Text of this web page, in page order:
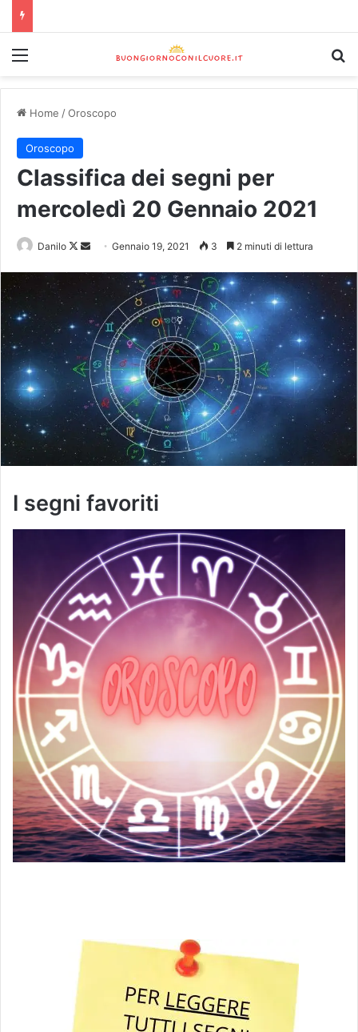
Home /Oroscopo
Oroscopo
Classifica dei segni per
mercoledì 20 Gennaio 2021
Danilo Gennaio 19, 2021 3 2 minuti di lettura
I segni favoriti